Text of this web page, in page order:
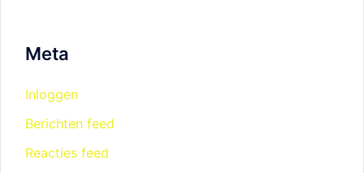
Meta
Inloggen
Berichten feed
Reacties feed